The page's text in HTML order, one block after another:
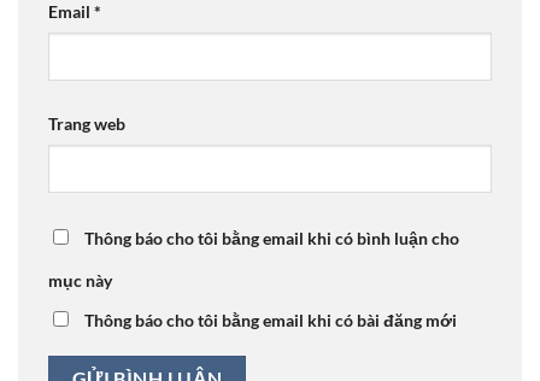
Email *
Trang web
Thông báo cho tôi bằng email khi có bình luận cho
mục này
Thông báo cho tôi bằng email khi có bài đăng mới